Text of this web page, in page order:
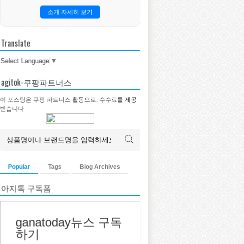
소개 자세히 보기
Translate
Select Language ▼
agitok-쿠팡파트너스
이 포스팅은 쿠팡 파트너스 활동으로, 수수료를 제공
받습니다
Popular Tags Blog Archives
아지톡 구독폼
ganatoday뉴스 구독
하기